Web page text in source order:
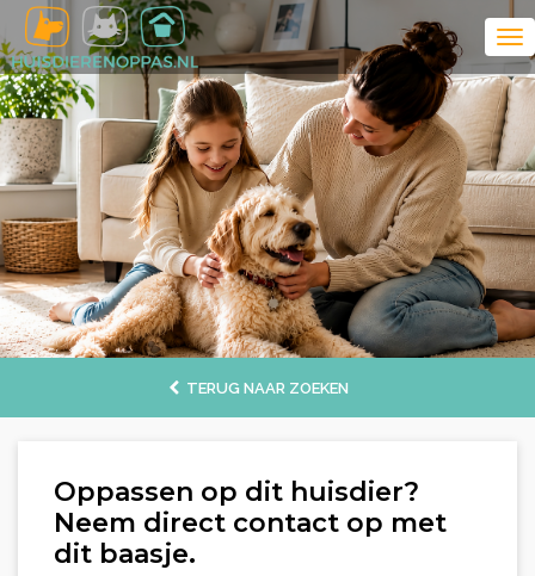
TERUG NAAR ZOEKEN
Oppassen op dit huisdier?
Neem direct contact op met
dit baasje.